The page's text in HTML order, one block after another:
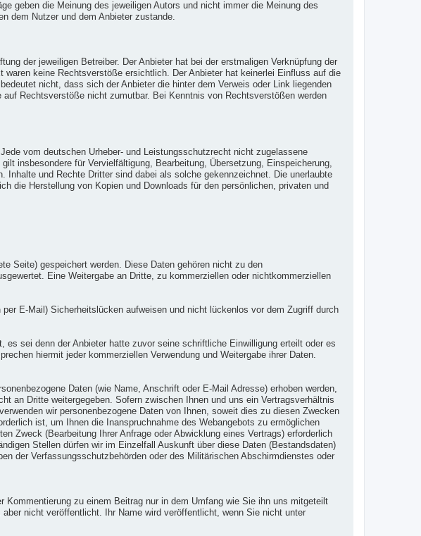
geben die Meinung des jeweiligen Autors und nicht immer die Meinung des
dem Nutzer und dem Anbieter zustande.
der jeweiligen Betreiber. Der Anbieter hat bei der erstmaligen Verknüpfung der
keine Rechtsverstöße ersichtlich. Der Anbieter hat keinerlei Einfluss auf die
nicht, dass sich der Anbieter die hinter dem Verweis oder Link liegenden
Rechtsverstöße nicht zumutbar. Bei Kenntnis von Rechtsverstößen werden
vom deutschen Urheber- und Leistungsschutzrecht nicht zugelassene
insbesondere für Vervielfältigung, Bearbeitung, Übersetzung, Einspeicherung,
Inhalte und Rechte Dritter sind dabei als solche gekennzeichnet. Die unerlaubte
die Herstellung von Kopien und Downloads für den persönlichen, privaten und
Seite) gespeichert werden. Diese Daten gehören nicht zu den
Eine Weitergabe an Dritte, zu kommerziellen oder nichtkommerziellen
E-Mail) Sicherheitslücken aufweisen und nicht lückenlos vor dem Zugriff durch
sei denn der Anbieter hatte zuvor seine schriftliche Einwilligung erteilt oder es
hiermit jeder kommerziellen Verwendung und Weitergabe ihrer Daten.
Daten (wie Name, Anschrift oder E-Mail Adresse) erhoben werden,
an Dritte weitergegeben. Sofern zwischen Ihnen und uns ein Vertragsverhältnis
wir personenbezogene Daten von Ihnen, soweit dies zu diesen Zwecken
ist, um Ihnen die Inanspruchnahme des Webangebots zu ermöglichen
Zweck (Bearbeitung Ihrer Anfrage oder Abwicklung eines Vertrags) erforderlich
Stellen dürfen wir im Einzelfall Auskunft über diese Daten (Bestandsdaten)
der Verfassungsschutzbehörden oder des Militärischen Abschirmdienstes oder
Kommentierung zu einem Beitrag nur in dem Umfang wie Sie ihn uns mitgeteilt
nicht veröffentlicht. Ihr Name wird veröffentlicht, wenn Sie nicht unter